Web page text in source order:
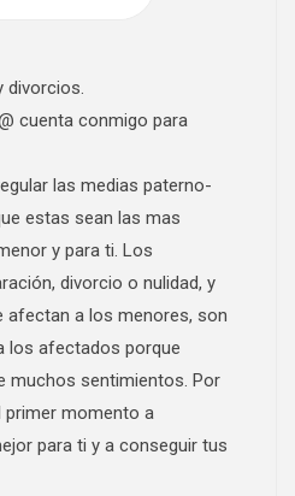
divorcios.
cuenta conmigo para
las medias paterno-
estas sean las mas
y para ti. Los
divorcio o nulidad, y
afectan a los menores, son
los afectados porque
muchos sentimientos. Por
primer momento a
para ti y a conseguir tus